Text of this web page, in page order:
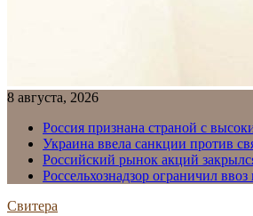
8 августа, 2026
Россия признана страной с
Украина ввела санкции против
Российский рынок акций
Россельхознадзор ограничил
Свитера